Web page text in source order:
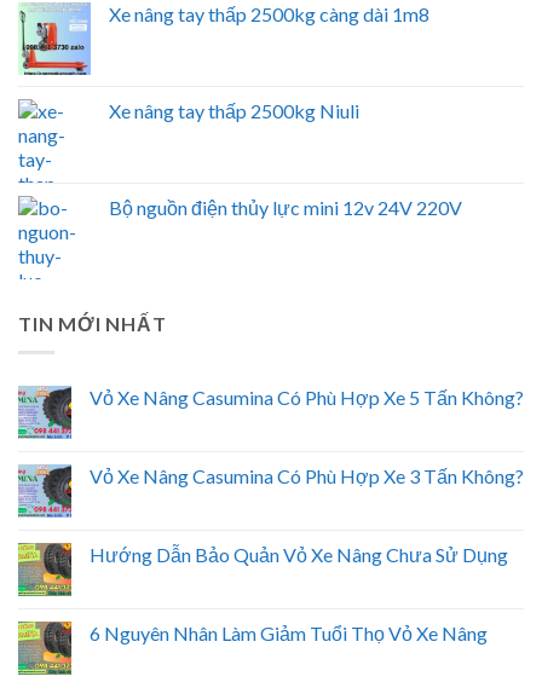
Xe nâng tay thấp 2500kg càng dài 1m8
Xe nâng tay thấp 2500kg Niuli
Bộ nguồn điện thủy lực mini 12v 24V 220V
TIN MỚI NHẤT
Vỏ Xe Nâng Casumina Có Phù Hợp Xe 5 Tấn Không?
Vỏ Xe Nâng Casumina Có Phù Hợp Xe 3 Tấn Không?
Hướng Dẫn Bảo Quản Vỏ Xe Nâng Chưa Sử Dụng
6 Nguyên Nhân Làm Giảm Tuổi Thọ Vỏ Xe Nâng